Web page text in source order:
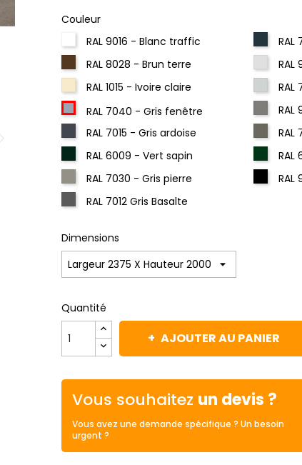
Couleur
RAL 9016 - Blanc traffic
RAL
RAL 8028 - Brun terre
RAL 1015 - Ivoire claire
RAL
RAL 7040 - Gris fenêtre
RAL 7015 - Gris ardoise
RAL
RAL 6009 - Vert sapin
RAL 7030 - Gris pierre
RAL
RAL 7012 Gris Basalte
Dimensions
Quantité
AJOUTER AU PANIER
Vous souhaitez un devis ?
Vous avez une demande spécifique ? Un besoin
urgent ?